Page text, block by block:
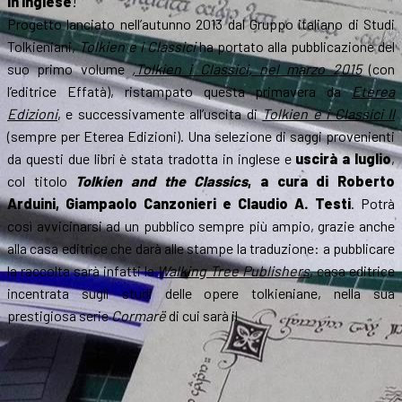
Progetto lanciato nell’autunno 2013 dal Gruppo italiano di Studi
Tolkieniani,Tolkien e i Classiciha portato alla pubblicazione del
suo primo volume,Tolkien i Classici, nel marzo 2015(con
l’editrice Effatà), ristampato questa primavera daEterea
Edizioni, e successivamente all’uscita diTolkien e i Classici II
(sempre per Eterea Edizioni). Una selezione di saggi provenienti
da questi due libri è stata tradotta in inglese e uscirà a luglio,
col titolo Tolkien and the Classics, a cura di Roberto
Arduini, Giampaolo Canzonieri e Claudio A. Testi. Potrà
così avvicinarsi ad un pubblico sempre più ampio, grazie anche
alla casa editrice che darà alle stampe la traduzione: a pubblicare
la raccolta sarà infatti laWalking Tree Publishers, casa editrice
incentrata sugli studi delle opere tolkieniane, nella sua
prestigiosa serieCormarëdi cui sarà il